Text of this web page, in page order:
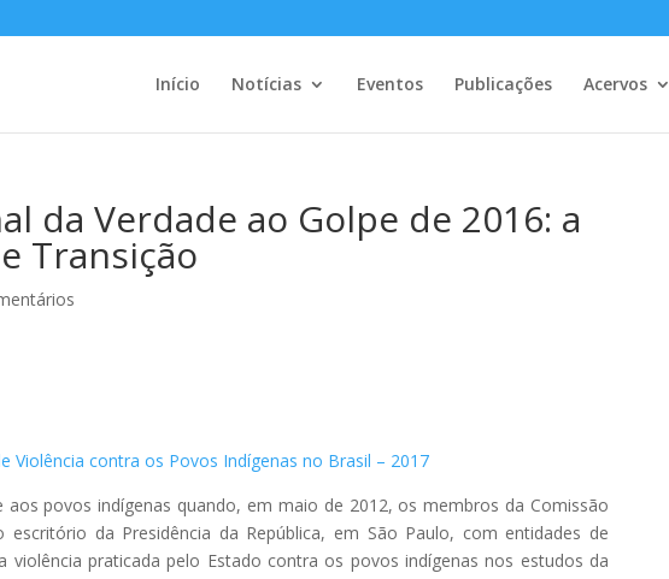
Início Notícias Eventos Publicações Acervos
da Verdade ao Golpe de 2016: a
Transição
Violência contra os Povos Indígenas no Brasil – 2017
povos indígenas quando, em maio de 2012, os membros da Comissão
escritório da Presidência da República, em São Paulo, com entidades de
violência praticada pelo Estado contra os povos indígenas nos estudos da